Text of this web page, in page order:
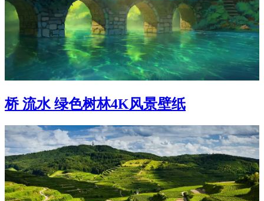
桥 流水 绿色树林4K风景壁纸